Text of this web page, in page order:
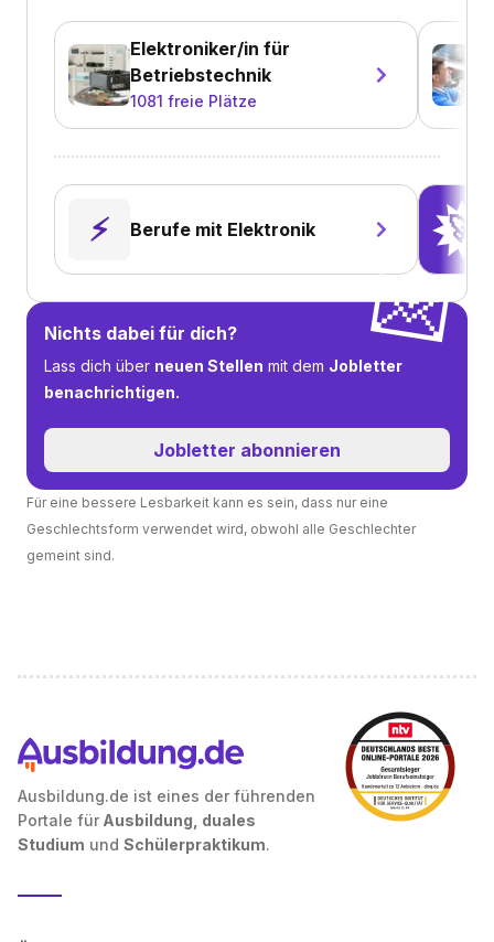
Elektroniker/in für
Betriebstechnik
1081 freie Plätze
⚡️ Berufe mit Elektronik 🚀
💌
Nichts dabei für dich?
Lass dich über neuen Stellen mit dem Jobletter
benachrichtigen.
Jobletter abonnieren
Für eine bessere Lesbarkeit kann es sein, dass nur eine
Geschlechtsform verwendet wird, obwohl alle Geschlechter
gemeint sind.
Ausbildung.de ist eines der führenden
Portale für Ausbildung, duales
Studium und Schülerpraktikum.